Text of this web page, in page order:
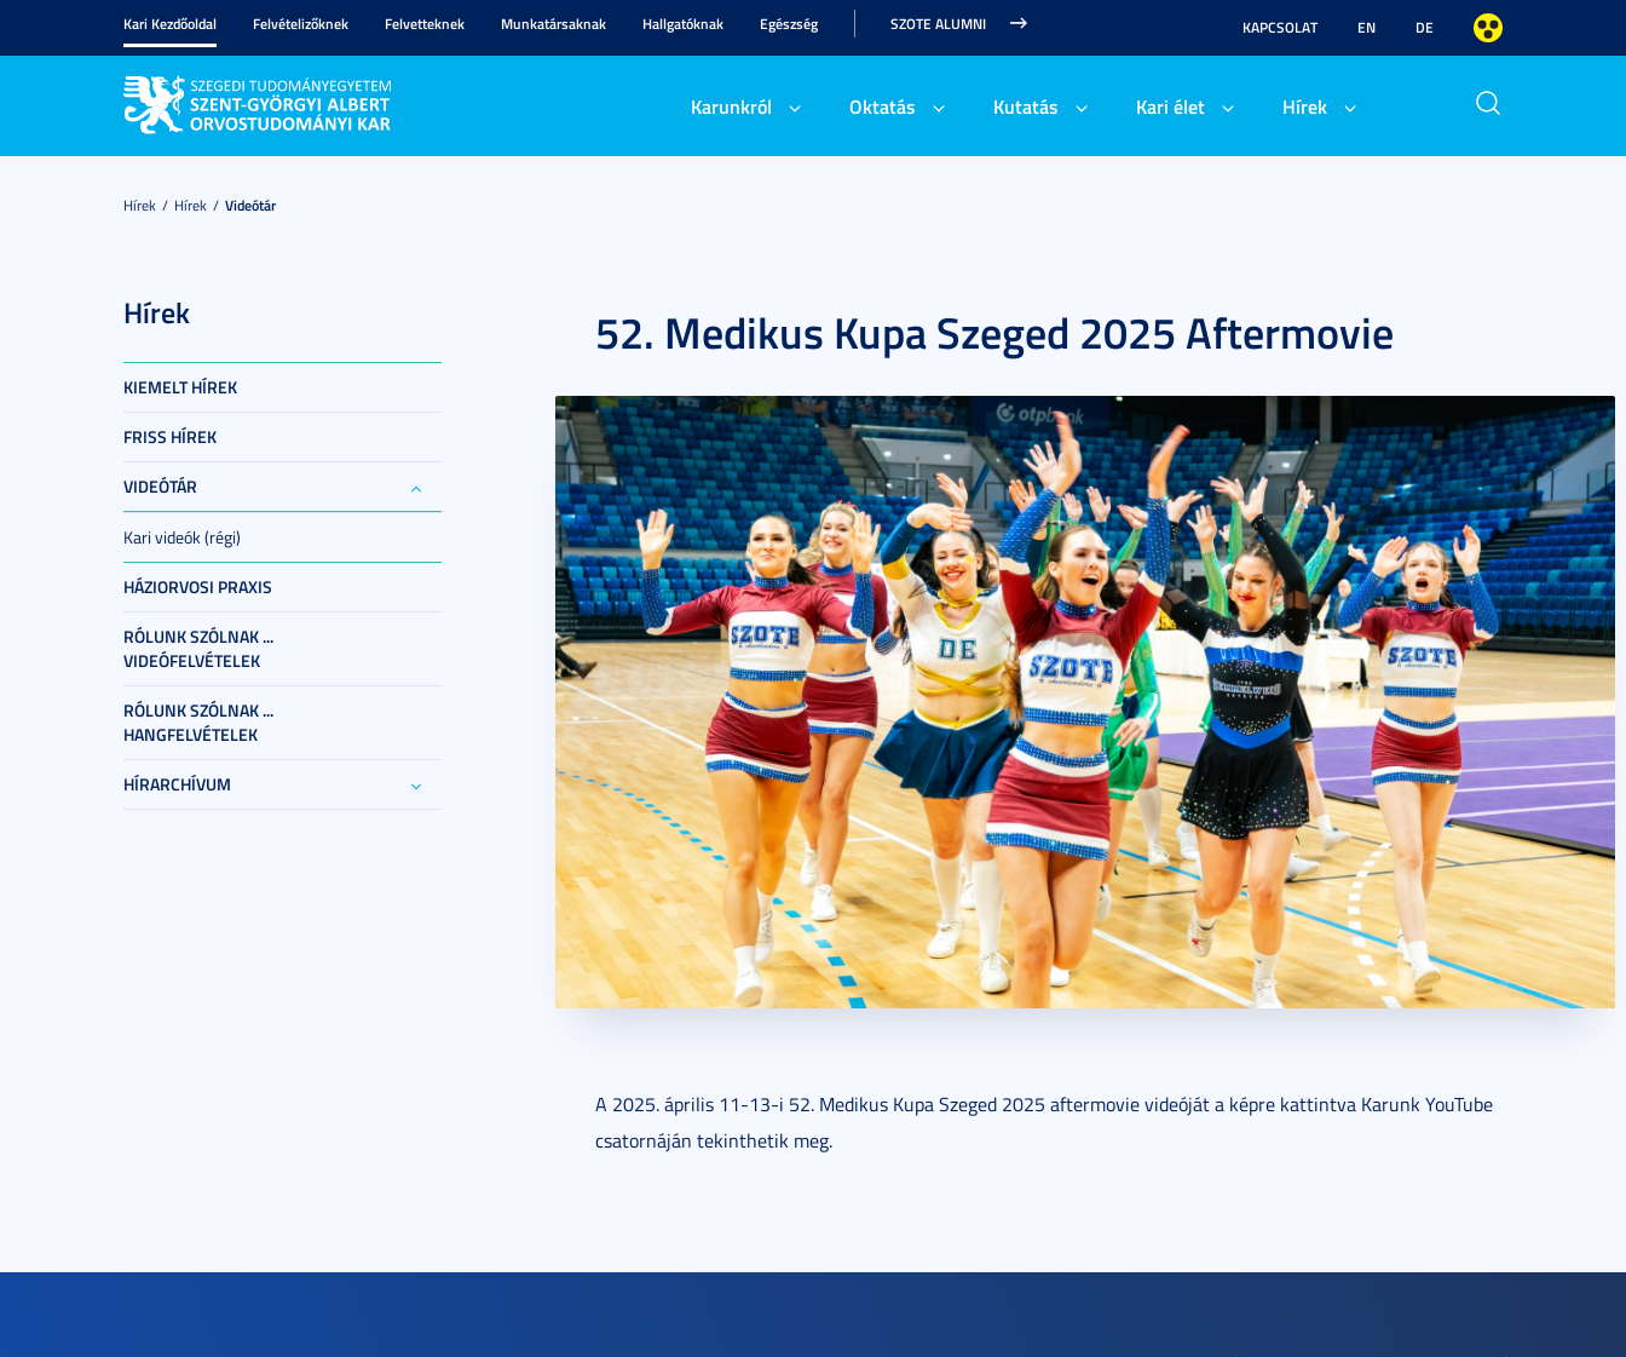
Kari Kezdőoldal Felvételizőknek Felvetteknek Munkatársaknak Hallgatóknak Egészség SZOTE ALUMNI KAPCSOLAT EN DE
Karunkról Oktatás Kutatás Kari élet Hírek
Hírek Hírek Videótár
Hírek
KIEMELT HÍREK
FRISS HÍREK
VIDEÓTÁR
Kari videók (régi)
HÁZIORVOSI PRAXIS
RÓLUNK SZÓLNAK ...
VIDEÓFELVÉTELEK
RÓLUNK SZÓLNAK ...
HANGFELVÉTELEK
HÍRARCHÍVUM
52. Medikus Kupa Szeged 2025 Aftermovie
A 2025. április 11-13-i 52. Medikus Kupa Szeged 2025 aftermovie videóját a képre kattintva Karunk YouTube
csatornáján tekinthetik meg.